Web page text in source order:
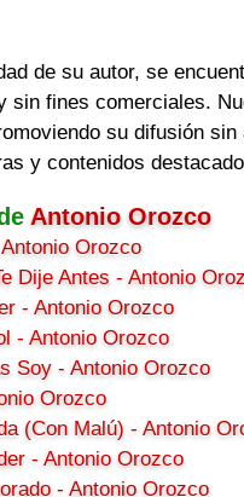
de su autor, se
sin fines comerciales.
su difusión
y contenidos
Antonio Orozco
Orozco
Dije Antes - Antonio
- Antonio Orozco
- Antonio Orozco
Soy - Antonio Orozco
Orozco
(Con Malú) - Antonio
- Antonio Orozco
- Antonio Orozco